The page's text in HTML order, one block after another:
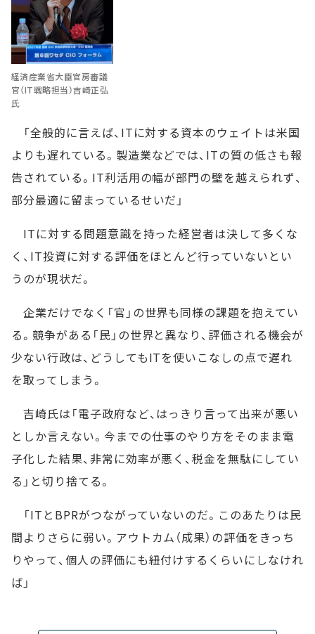
経済産業省大臣官房審議
官（IT戦略担当）吉崎正弘
氏
「全般的に言えば、ITに対する資本のウェイトは米国
よりも遅れている。製造業などでは、ITの質の低さも報
告されている。IT利活用の幅が部門の壁を越えられず、
部分最適に留まっているせいだ」
ITに対する問題意識を持った経営者は決して多くな
く、IT投資に対する評価をほとんど行っていないとい
うのが現状だ。
企業だけでなく「官」の世界も同様の課題を抱えてい
る。競争がある「民」の世界と異なり、評価される機会が
少ない行政は、どうしてもITを使いこなしの点で遅れ
を取ってしまう。
吉崎氏は「電子政府など、はっきり言って出来が悪い
としか言えない。今までの仕事のやり方をそのまま電
子化した結果、非常に効率が悪く、税金を無駄にしてい
る」と切り捨てる。
「ITとBPRがつながっていないのだ。このあたりは民
間よりさらに弱い。アウトカム（成果）の評価をきっち
りやって、個人の評価にも紐付けするくらいにしなけれ
ば」